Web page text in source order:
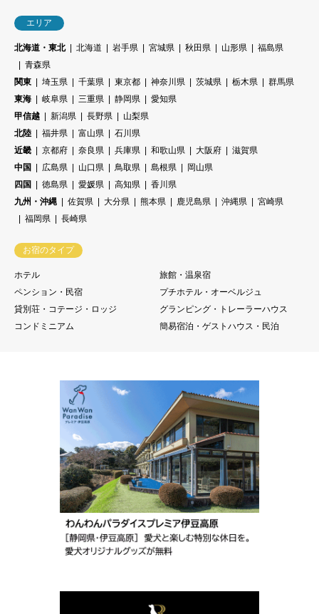
エリア
北海道・東北 北海道 岩手県 宮城県 秋田県 山形県
福島県
青森県
関東
埼玉県 千葉県 東京都 神奈川県 茨城県 栃木県
群馬県
東海
岐阜県 三重県 静岡県
愛知県
甲信越
新潟県 長野県
山梨県
北陸
福井県 富山県
石川県
近畿
京都府 奈良県 兵庫県 和歌山県 大阪府
滋賀県
中国
広島県 山口県 鳥取県 島根県
岡山県
四国
徳島県 愛媛県 高知県
香川県
九州・沖縄
佐賀県 大分県 熊本県 鹿児島県 沖縄県
宮崎県
福岡県
長崎県
お宿のタイプ
ホテル
旅館・温泉宿
ペンション・民宿
プチホテル・オーベルジュ
貸別荘・コテージ・ロッジ
グランピング・トレーラーハウス
コンドミニアム
簡易宿泊・ゲストハウス・民泊